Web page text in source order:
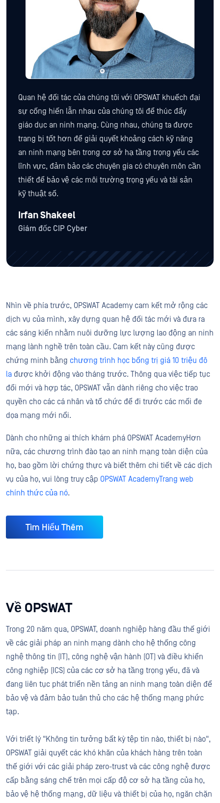
Quan hệ đối tác của chúng tôi với OPSWAT khuếch đại
sự cống hiến lẫn nhau của chúng tôi để thúc đẩy
giáo dục an ninh mạng. Cùng nhau, chúng ta được
trang bị tốt hơn để giải quyết khoảng cách kỹ năng
an ninh mạng bên trong cơ sở hạ tầng trọng yếu các
lĩnh vực, đảm bảo các chuyên gia có chuyên môn cần
thiết để bảo vệ các môi trường trọng yếu và tài sản
kỹ thuật số.
Irfan Shakeel
Giám đốc CIP Cyber
Nhìn về phía trước, OPSWAT Academy cam kết mở rộng các
dịch vụ của mình, xây dựng quan hệ đối tác mới và đưa ra
các sáng kiến nhằm nuôi dưỡng lực lượng lao động an ninh
mạng lành nghề trên toàn cầu. Cam kết này cũng được
chứng minh bằng chương trình học bổng trị giá 10 triệu đô
la được khởi động vào tháng trước. Thông qua việc tiếp tục
đổi mới và hợp tác, OPSWAT vẫn dành riêng cho việc trao
quyền cho các cá nhân và tổ chức để đi trước các mối đe
dọa mạng mới nổi.
Dành cho những ai thích khám phá OPSWAT AcademyHơn
nữa, các chương trình đào tạo an ninh mạng toàn diện của
họ, bao gồm lời chứng thực và biết thêm chi tiết về các dịch
vụ của họ, vui lòng truy cập OPSWAT AcademyTrang web
chính thức của nó.
Tìm Hiểu Thêm
Về OPSWAT
Trong 20 năm qua, OPSWAT, doanh nghiệp hàng đầu thế giới
về các giải pháp an ninh mạng dành cho hệ thống công
nghệ thông tin (IT), công nghệ vận hành (OT) và điều khiển
công nghiệp (ICS) của các cơ sở hạ tầng trọng yếu, đã và
đang liên tục phát triển nền tảng an ninh mạng toàn diện để
bảo vệ và đảm bảo tuân thủ cho các hệ thống mạng phức
tạp.
Với triết lý "Không tin tưởng bất kỳ tệp tin nào, thiết bị nào",
OPSWAT giải quyết các khó khăn của khách hàng trên toàn
thế giới với các giải pháp zero-trust và các công nghệ được
cấp bằng sáng chế trên mọi cấp độ cơ sở hạ tầng của họ,
bảo vệ hệ thống mạng, dữ liệu và thiết bị của họ, ngăn chặn